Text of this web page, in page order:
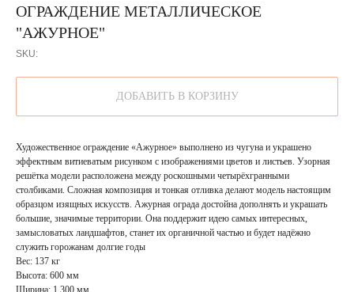
ОГРАЖДЕНИЕ МЕТАЛЛИЧЕСКОЕ
"АЖУРНОЕ"
SKU:
ДОБАВИТЬ В КОРЗИНУ
Художественное ограждение «Ажурное» выполнено из чугуна и украшено
эффектным витиеватым рисунком с изображениями цветов и листьев. Узорная
решётка модели расположена между роскошными четырёхгранными
столбиками. Сложная композиция и тонкая отливка делают модель настоящим
образцом изящных искусств. Ажурная ограда достойна дополнять и украшать
большие, значимые территории. Она поддержит идею самых интересных,
замысловатых ландшафтов, станет их органичной частью и будет надёжно
служить горожанам долгие годы
Вес: 137 кг
Высота: 600 мм
Ширина: 1 300 мм